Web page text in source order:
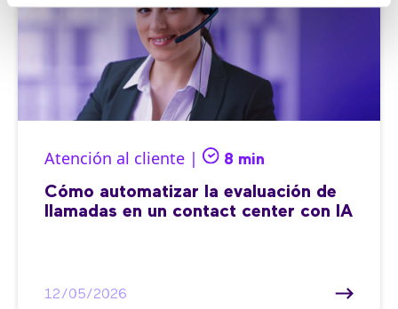
Atención al cliente | 8 min
Cómo automatizar la evaluación de
llamadas en un contact center con IA
12/05/2026